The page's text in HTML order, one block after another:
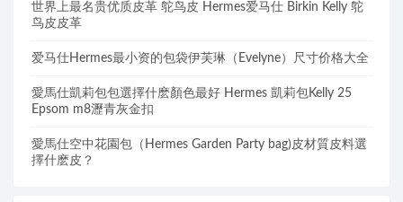
世界上最名贵优质皮革 鸵鸟皮 Hermes爱马仕 Birkin Kelly 鸵
鸟皮皮革
爱马仕Hermes最小资的包袋伊芙琳（Evelyne）尺寸价格大全
愛馬仕凱莉包包選擇什麽顏色最好 Hermes 凱莉包Kelly 25
Epsom m8瀝青灰金扣
愛馬仕空中花園包（Hermes Garden Party bag)皮材質皮料選
擇什麽皮？